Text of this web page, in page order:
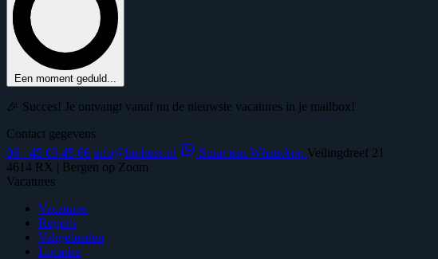
Een moment geduld...
🎉 Succes! Je ontvangt vanaf nu de nieuwste vacatures in je mailbox!
Contact gegevens
06 - 45 03 45 86 info@htphees.nl Stuur een WhatsApp Veilingdreef 21
4614 RX | Bergen op Zoom
Vacatures
Vacatures
Regio’s
Vakgebieden
Locaties